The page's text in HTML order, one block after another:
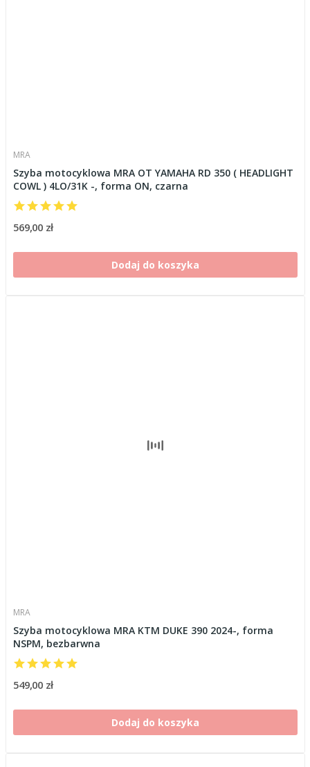
MRA
Szyba motocyklowa MRA OT YAMAHA RD 350 ( HEADLIGHT
COWL ) 4LO/31K -, forma ON, czarna
569,00 zł
Dodaj do koszyka
MRA
Szyba motocyklowa MRA KTM DUKE 390 2024-, forma
NSPM, bezbarwna
549,00 zł
Dodaj do koszyka